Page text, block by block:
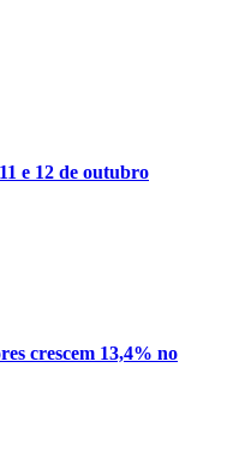
e 12 de outubro
crescem 13,4% no